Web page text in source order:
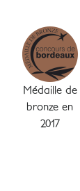
Médaille de
bronze en
2017